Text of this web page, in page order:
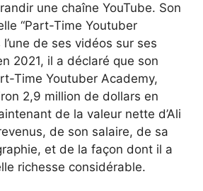
une chaîne YouTube. Son
“Part-Time Youtuber
de ses vidéos sur ses
2021, il a déclaré que son
Time Youtuber Academy,
2,9 million de dollars en
de la valeur nette d’Ali
de son salaire, de sa
et de la façon dont il a
richesse considérable.